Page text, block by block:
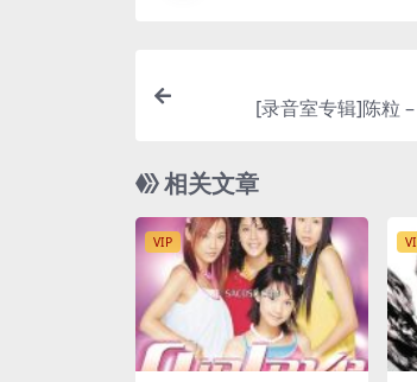
[录音室专辑]陈粒
相关文章
VIP